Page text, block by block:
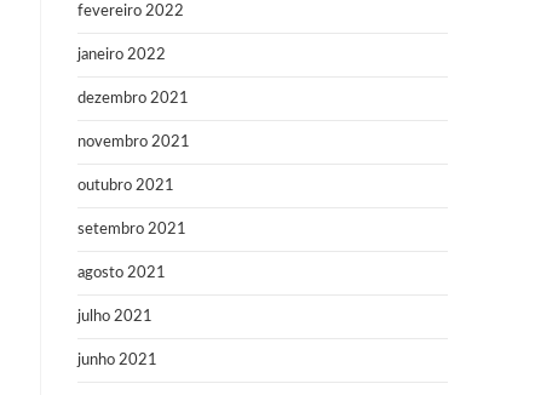
fevereiro 2022
janeiro 2022
dezembro 2021
novembro 2021
outubro 2021
setembro 2021
agosto 2021
julho 2021
junho 2021